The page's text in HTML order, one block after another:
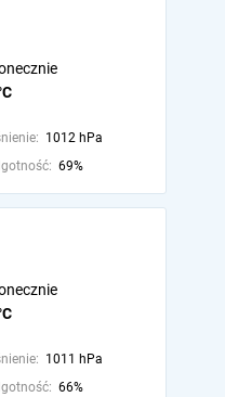
1012 hPa
69%
1011 hPa
66%